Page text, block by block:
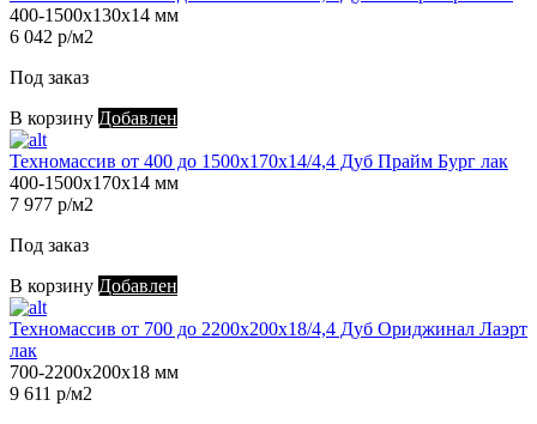
400-1500х130х14 мм
6 042 р/м2
Под заказ
В корзину Добавлен
Техномассив от 400 до 1500х170х14/4,4 Дуб Прайм Бург лак
400-1500х170х14 мм
7 977 р/м2
Под заказ
В корзину Добавлен
Техномассив от 700 до 2200х200х18/4,4 Дуб Ориджинал Лаэрт
лак
700-2200х200х18 мм
9 611 р/м2